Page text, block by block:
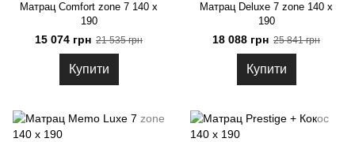
Матрац Comfort zone 7 140 x
190
15 074 грн 21 535 грн
Купити
Матрац Deluxe 7 zone 140 x
190
18 088 грн 25 841 грн
Купити